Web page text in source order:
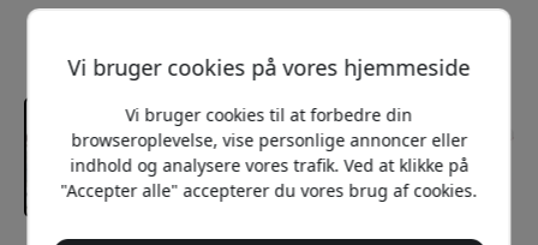
Vi bruger cookies på vores hjemmeside
Vi bruger cookies til at forbedre din
browseroplevelse, vise personlige annoncer eller
indhold og analysere vores trafik. Ved at klikke på
"Accepter alle" accepterer du vores brug af cookies.